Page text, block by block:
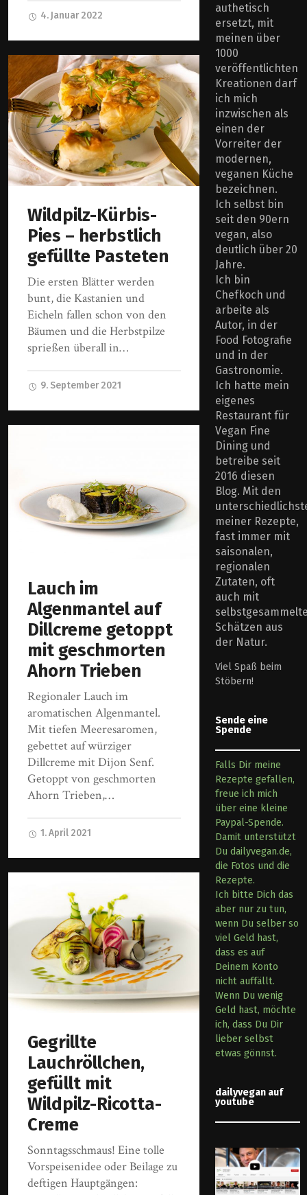
4. Januar 2022
Wildpilz-Kürbis-
Pies – herbstlich
gefüllte Pasteten
Die ersten Blätter werden
bunt, die Kastanien und
Eicheln fallen schon von den
Bäumen und die Herbstpilze
sprießen überall in…
9. September 2021
Lauch im
Algenmantel auf
Dillcreme getoppt
mit geschmorten
Ahorn Trieben
Regionaler Lauch im
aromatischen Algenmantel.
Mit tiefen Meeresaromen,
gebettet auf würziger
Dillcreme mit Dijon Senf.
Getoppt von geschmorten
Ahorn Trieben,…
1. April 2021
Gegrillte
Lauchröllchen,
gefüllt mit
Wildpilz-Ricotta-
Creme
Sonntagsschmaus! Eine tolle
Vorspeisenidee oder Beilage zu
deftigen Hauptgängen:
authetisch
ersetzt, mit
meinen über
1000
veröffentlichten
Kreationen darf
ich mich
inzwischen als
einen der
Vorreiter der
modernen,
veganen Küche
bezeichnen.
Ich selbst bin
seit den 90ern
vegan, also
deutlich über 20
Jahre.
Ich bin
Chefkoch und
arbeite als
Autor, in der
Food Fotografie
und in der
Gastronomie.
Ich hatte mein
eigenes
Restaurant für
Vegan Fine
Dining und
betreibe seit
2016 diesen
Blog. Mit den
meiner Rezepte,
fast immer mit
saisonalen,
regionalen
Zutaten, oft
auch mit
Schätzen aus
der Natur.
Viel Spaß beim
Stöbern!
Sende eine
Spende
Falls Dir meine
Rezepte gefallen,
freue ich mich
über eine kleine
Paypal-Spende.
Damit unterstützt
Du dailyvegan.de,
die Fotos und die
Rezepte.
Ich bitte Dich das
aber nur zu tun,
wenn Du selber so
viel Geld hast,
dass es auf
Deinem Konto
nicht auffällt.
Wenn Du wenig
Geld hast, möchte
ich, dass Du Dir
lieber selbst
etwas gönnst.
dailyvegan auf
youtube